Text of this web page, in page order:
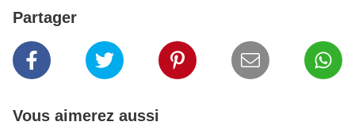
Partager
Vous aimerez aussi